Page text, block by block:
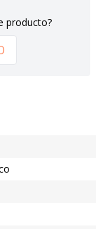
producto?